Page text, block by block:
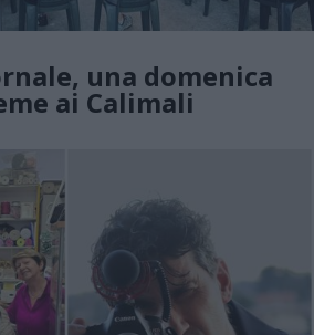
una domenica
ai Calimali